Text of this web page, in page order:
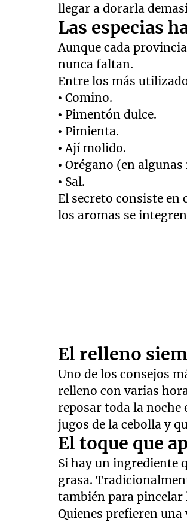
llegar a dorarla
Las especias
Aunque cada
nunca faltan.
Entre los más
• Comino.
• Pimentón dulce.
• Pimienta.
• Ají molido.
• Orégano (en algunas
• Sal.
El secreto consiste
los aromas se
El relleno
Uno de los consejos
relleno con varias
reposar toda la noche
jugos de la cebolla y
El toque que
Si hay un ingrediente
grasa.
también para pincelar
Quienes prefieren